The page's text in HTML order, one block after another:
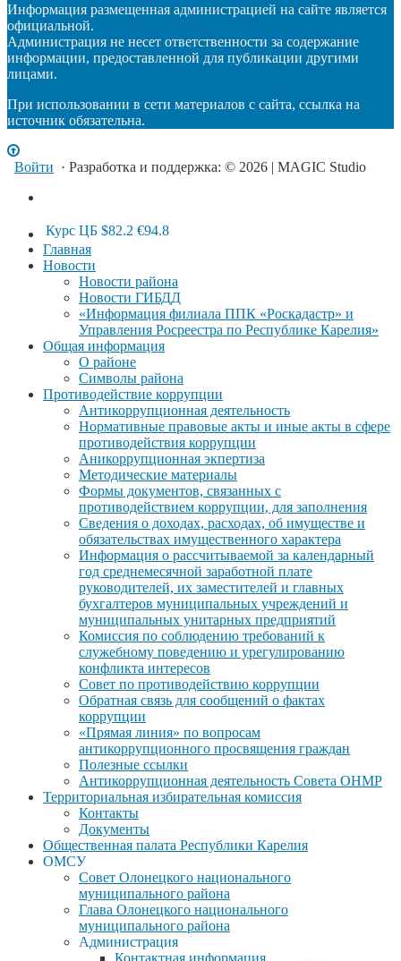
Информация размещенная администрацией на сайте является
официальной.
Администрация не несет ответственности за содержание
информации, предоставленной для публикации другими
лицами.
При использовании в сети материалов с сайта, ссылка на
источник обязательна.
Войти · Разработка и поддержка: © 2026 | MAGIC Studio
Курс ЦБ $82.2 €94.8
Главная
Новости
Новости района
Новости ГИБДД
«Информация филиала ППК «Роскадастр» и
Управления Росреестра по Республике Карелия»
Общая информация
О районе
Символы района
Противодействие коррупции
Антикоррупционная деятельность
Нормативные правовые акты и иные акты в сфере
противодействия коррупции
Аникоррупционная экпертиза
Методические материалы
Формы документов, связанных с
противодействием коррупции, для заполнения
Сведения о доходах, расходах, об имуществе и
обязательствах имущественного характера
Информация о рассчитываемой за календарный
год среднемесячной заработной плате
руководителей, их заместителей и главных
бухгалтеров муниципальных учреждений и
муниципальных унитарных предприятий
Комиссия по соблюдению требований к
служебному поведению и урегулированию
конфликта интересов
Совет по противодействию коррупции
Обратная связь для сообщений о фактах
коррупции
«Прямая линия» по вопросам
антикоррупционного просвящения граждан
Полезные ссылки
Антикоррупционная деятельность Совета ОНМР
Территориальная избирательная комиссия
Контакты
Документы
Общественная палата Республики Карелия
ОМСУ
Совет Олонецкого национального
муниципального района
Глава Олонецкого национального
муниципального района
Администрация
Контактная информация